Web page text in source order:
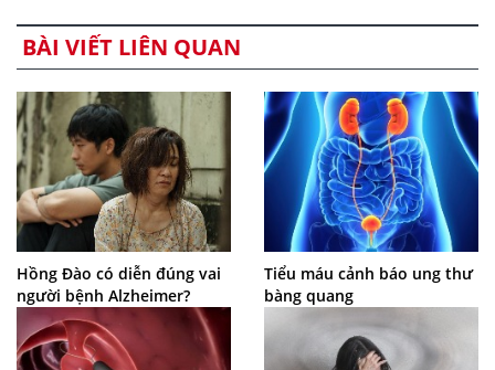
BÀI VIẾT LIÊN QUAN
Hồng Đào có diễn đúng vai
người bệnh Alzheimer?
Tiểu máu cảnh báo ung thư
bàng quang